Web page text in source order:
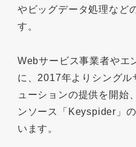
やビッグデータ処理など
す。
Webサービス事業者やエ
に、2017年よりシングル
ューションの提供を開始
ンソース「Keyspider」
います。